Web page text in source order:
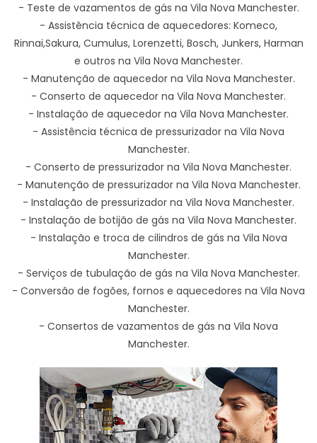
- Teste de vazamentos de gás na Vila Nova Manchester.
- Assistência técnica de aquecedores: Komeco,
Rinnai,Sakura, Cumulus, Lorenzetti, Bosch, Junkers, Harman
e outros na Vila Nova Manchester.
- Manutenção de aquecedor na Vila Nova Manchester.
- Conserto de aquecedor na Vila Nova Manchester.
- Instalação de aquecedor na Vila Nova Manchester.
- Assistência técnica de pressurizador na Vila Nova
Manchester.
- Conserto de pressurizador na Vila Nova Manchester.
- Manutenção de pressurizador na Vila Nova Manchester.
- Instalação de pressurizador na Vila Nova Manchester.
- Instalação de botijão de gás na Vila Nova Manchester.
- Instalação e troca de cilindros de gás na Vila Nova
Manchester.
- Serviços de tubulação de gás na Vila Nova Manchester.
- Conversão de fogões, fornos e aquecedores na Vila Nova
Manchester.
- Consertos de vazamentos de gás na Vila Nova
Manchester.